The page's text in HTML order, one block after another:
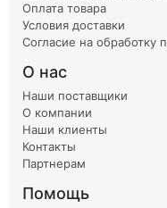
Оплата товара
Условия доставки
Согласие на обработку
О нас
Наши поставщики
О компании
Наши клиенты
Контакты
Партнерам
Помощь